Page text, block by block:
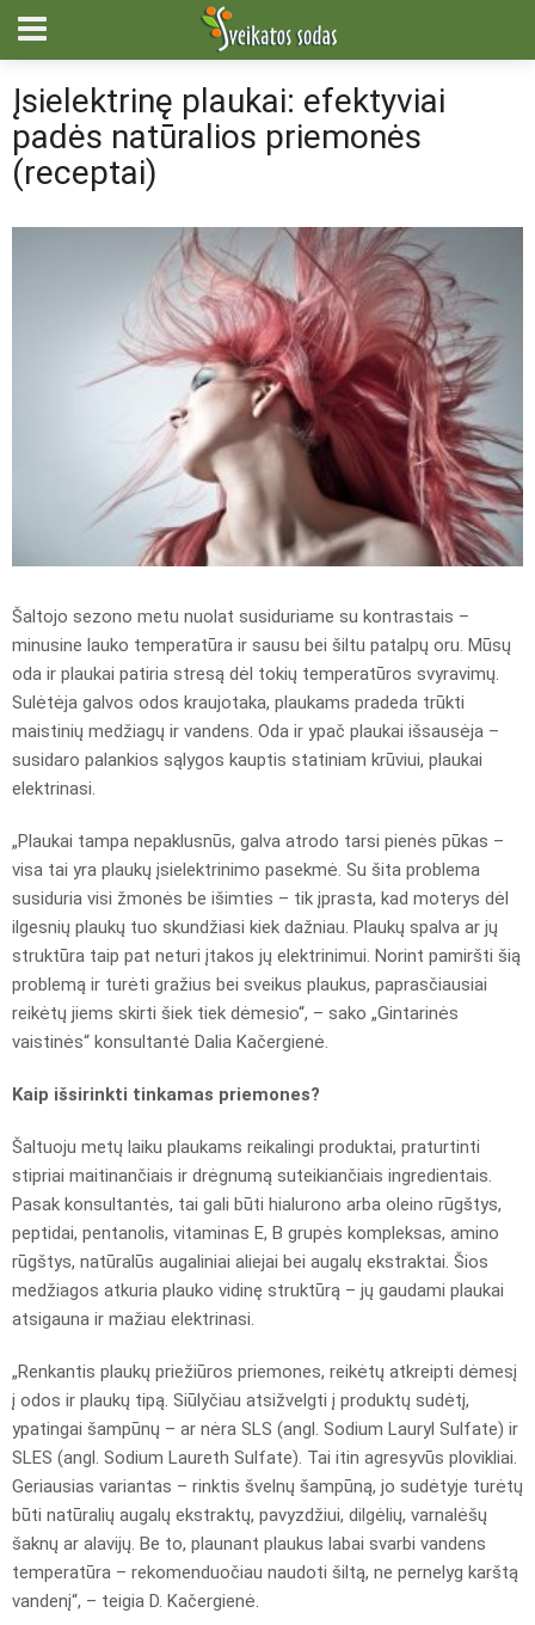
Įsielektrinę plaukai: efektyviai
padės natūralios priemonės
(receptai)
Šaltojo sezono metu nuolat susiduriame su kontrastais –
minusine lauko temperatūra ir sausu bei šiltu patalpų oru. Mūsų
oda ir plaukai patiria stresą dėl tokių temperatūros svyravimų.
Sulėtėja galvos odos kraujotaka, plaukams pradeda trūkti
maistinių medžiagų ir vandens. Oda ir ypač plaukai išsausėja –
susidaro palankios sąlygos kauptis statiniam krūviui, plaukai
elektrinasi.
„Plaukai tampa nepaklusnūs, galva atrodo tarsi pienės pūkas –
visa tai yra plaukų įsielektrinimo pasekmė. Su šita problema
susiduria visi žmonės be išimties – tik įprasta, kad moterys dėl
ilgesnių plaukų tuo skundžiasi kiek dažniau. Plaukų spalva ar jų
struktūra taip pat neturi įtakos jų elektrinimui. Norint pamiršti šią
problemą ir turėti gražius bei sveikus plaukus, paprasčiausiai
reikėtų jiems skirti šiek tiek dėmesio“, – sako „Gintarinės
vaistinės“ konsultantė Dalia Kačergienė.
Kaip išsirinkti tinkamas priemones?
Šaltuoju metų laiku plaukams reikalingi produktai, praturtinti
stipriai maitinančiais ir drėgnumą suteikiančiais ingredientais.
Pasak konsultantės, tai gali būti hialurono arba oleino rūgštys,
peptidai, pentanolis, vitaminas E, B grupės kompleksas, amino
rūgštys, natūralūs augaliniai aliejai bei augalų ekstraktai. Šios
medžiagos atkuria plauko vidinę struktūrą – jų gaudami plaukai
atsigauna ir mažiau elektrinasi.
„Renkantis plaukų priežiūros priemones, reikėtų atkreipti dėmesį
į odos ir plaukų tipą. Siūlyčiau atsižvelgti į produktų sudėtį,
ypatingai šampūnų – ar nėra SLS (angl. Sodium Lauryl Sulfate) ir
SLES (angl. Sodium Laureth Sulfate). Tai itin agresyvūs plovikliai.
Geriausias variantas – rinktis švelnų šampūną, jo sudėtyje turėtų
būti natūralių augalų ekstraktų, pavyzdžiui, dilgėlių, varnalėšų
šaknų ar alavijų. Be to, plaunant plaukus labai svarbi vandens
temperatūra – rekomenduočiau naudoti šiltą, ne pernelyg karštą
vandenį“, – teigia D. Kačergienė.